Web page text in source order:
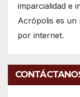
imparcialidad e
Acrópolis es un
por internet.